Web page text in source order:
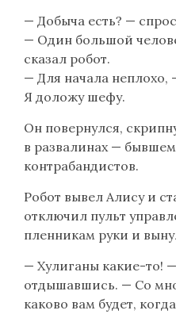
— Добыча есть? —
— Один большой
сказал робот.
— Для начала неплохо,
Я доложу шефу.
Он повернулся,
в развалинах —
контрабандистов.
Робот вывел Алису и
отключил пульт
пленникам руки и
— Хулиганы какие-то!
отдышавшись. — Со
каково вам будет,